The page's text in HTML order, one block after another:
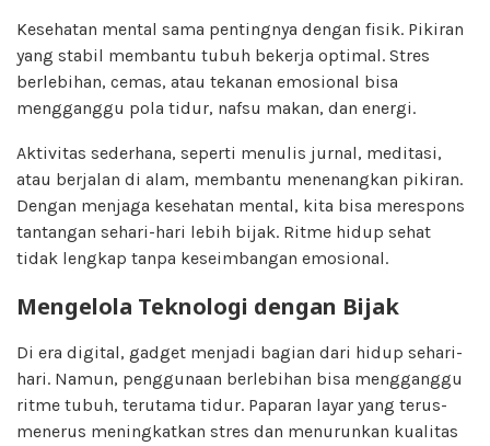
Kesehatan mental sama pentingnya dengan fisik. Pikiran
yang stabil membantu tubuh bekerja optimal. Stres
berlebihan, cemas, atau tekanan emosional bisa
mengganggu pola tidur, nafsu makan, dan energi.
Aktivitas sederhana, seperti menulis jurnal, meditasi,
atau berjalan di alam, membantu menenangkan pikiran.
Dengan menjaga kesehatan mental, kita bisa merespons
tantangan sehari-hari lebih bijak. Ritme hidup sehat
tidak lengkap tanpa keseimbangan emosional.
Mengelola Teknologi dengan Bijak
Di era digital, gadget menjadi bagian dari hidup sehari-
hari. Namun, penggunaan berlebihan bisa mengganggu
ritme tubuh, terutama tidur. Paparan layar yang terus-
menerus meningkatkan stres dan menurunkan kualitas